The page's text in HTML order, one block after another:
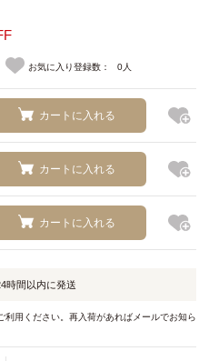
お気に入り登録数： 0人
カートに入れる
カートに入れる
カートに入れる
時間以内に発送
用ください。再入荷があればメールでお知ら